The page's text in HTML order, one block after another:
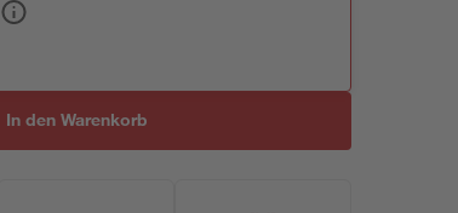
In den Warenkorb